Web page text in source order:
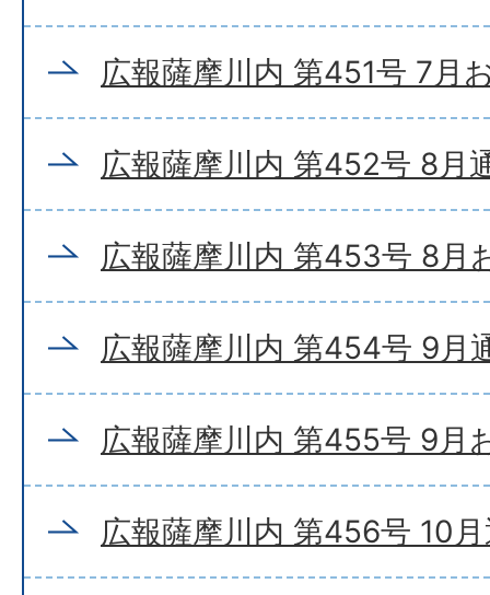
広報薩摩川内 第451号 7月
広報薩摩川内 第452号 8月
広報薩摩川内 第453号 8月
広報薩摩川内 第454号 9月
広報薩摩川内 第455号 9月
広報薩摩川内 第456号 10